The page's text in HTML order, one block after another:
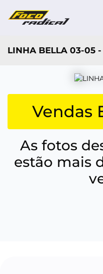
LINHA BELLA 03-05
Vendas
As fotos
estão mais